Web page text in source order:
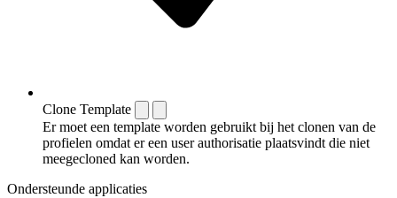
Clone Template
Er moet een template worden gebruikt bij het clonen van de
profielen omdat er een user authorisatie plaatsvindt die niet
meegecloned kan worden.
Ondersteunde applicaties